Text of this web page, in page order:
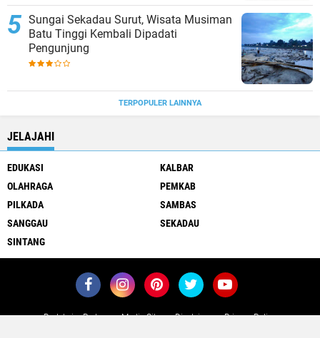
Sungai Sekadau Surut, Wisata Musiman
Batu Tinggi Kembali Dipadati
Pengunjung
TERPOPULER LAINNYA
JELAJAHI
EDUKASI
KALBAR
OLAHRAGA
PEMKAB
PILKADA
SAMBAS
SANGGAU
SEKADAU
SINTANG
Redaksi Pedoman Media Siber Disclaimer
Privacy Policy